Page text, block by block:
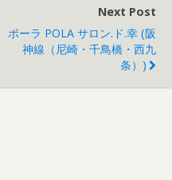
Next Post
ポーラ POLA サロン.ド.幸 (阪
神線（尼崎・千鳥橋・西九
条）)